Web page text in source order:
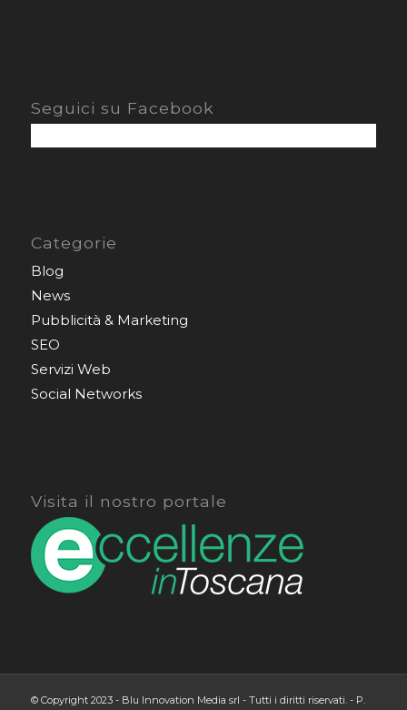
Seguici su Facebook
Categorie
Blog
News
Pubblicità & Marketing
SEO
Servizi Web
Social Networks
Visita il nostro portale
© Copyright 2023 - Blu Innovation Media srl - Tutti i diritti riservati. - P.